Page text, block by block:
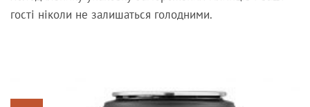
гості ніколи не залишаться голодними.